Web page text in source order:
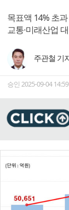
목표액 14% 초
교통·미래산업
주관철 기
승인 2025-09-04 14:59